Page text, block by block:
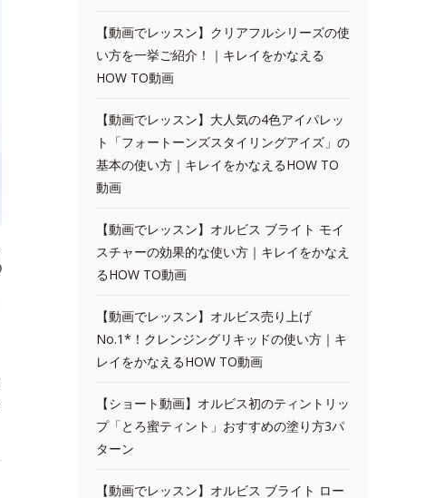
【動画でレッスン】クリアフルシリーズの使
い方を一挙ご紹介！｜キレイをかなえる
HOW TO動画
【動画でレッスン】大人気の4色アイパレッ
ト「フォートーンズスタイリングアイズ」の
基本の使い方｜キレイをかなえるHOW TO
動画
【動画でレッスン】オルビス ブライト モイ
スチャーの効果的な使い方｜キレイをかなえ
るHOW TO動画
【動画でレッスン】オルビス売り上げ
No.1*！クレンジングリキッドの使い方｜キ
レイをかなえるHOW TO動画
【ショート動画】オルビス初のティントリッ
プ「とろ蜜ティント」おすすめの塗り方3パ
ターン
【動画でレッスン】オルビス ブライト ロー